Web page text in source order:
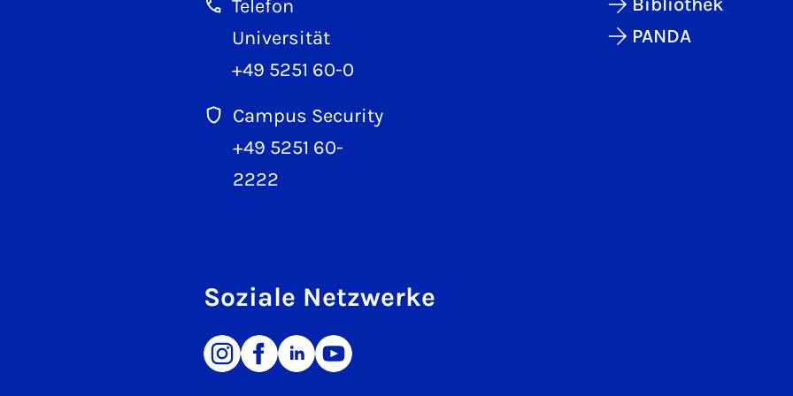
Telefon
Universität
+49 5251 60-0
Campus Security
+49 5251 60-
2222
PANDA
Soziale Netzwerke